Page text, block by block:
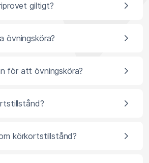
giltigt?
övningsköra?
för att övningsköra?
körkortstillstånd?